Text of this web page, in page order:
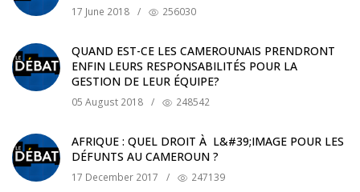
17 June 2018 / 256030
QUAND EST-CE LES CAMEROUNAIS PRENDRONT
ENFIN LEURS RESPONSABILITÉS POUR LA
GESTION DE LEUR ÉQUIPE?
05 August 2018 / 248542
AFRIQUE : QUEL DROIT À L&#39;IMAGE POUR LES
DÉFUNTS AU CAMEROUN ?
17 December 2017 / 247139